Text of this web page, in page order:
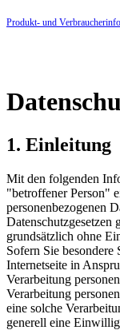
Produkt- und
1. Einleitung
Mit den folgenden
"betroffener Person"
personenbezogenen
Datenschutzgesetzen
grundsätzlich ohne
Sofern Sie besondere
Internetseite in
Verarbeitung
Verarbeitung
eine solche
generell eine